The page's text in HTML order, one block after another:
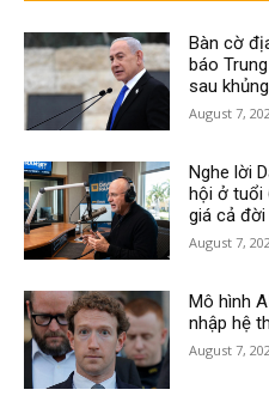
Bàn cờ
báo
sau
August 7,
Nghe lời
hội ở tuổi
giá cả đời
August 7,
Mô hình
nhập hệ
August 7,